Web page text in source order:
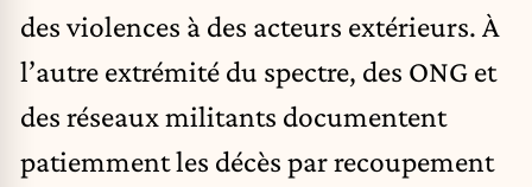
des violences à des acteurs extérieurs. À
l’autre extrémité du spectre, des ONG et
des réseaux militants documentent
patiemment les décès par recoupement